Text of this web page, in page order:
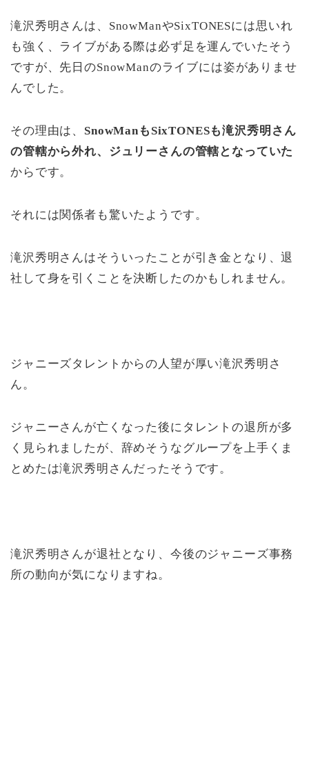
滝沢秀明さんは、SnowManやSixTONESには思いれ
も強く、ライブがある際は必ず足を運んでいたそう
ですが、先日のSnowManのライブには姿がありませ
んでした。
その理由は、 SnowManもSixTONESも滝沢秀明さん
の管轄から外れ、ジュリーさんの管轄となっていた
からです。
それには関係者も驚いたようです。
滝沢秀明さんはそういったことが引き金となり、退
社して身を引くことを決断したのかもしれません。
ジャニーズタレントからの人望が厚い滝沢秀明さ
ん。
ジャニーさんが亡くなった後にタレントの退所が多
く見られましたが、辞めそうなグループを上手くま
とめたは滝沢秀明さんだったそうです。
滝沢秀明さんが退社となり、今後のジャニーズ事務
所の動向が気になりますね。